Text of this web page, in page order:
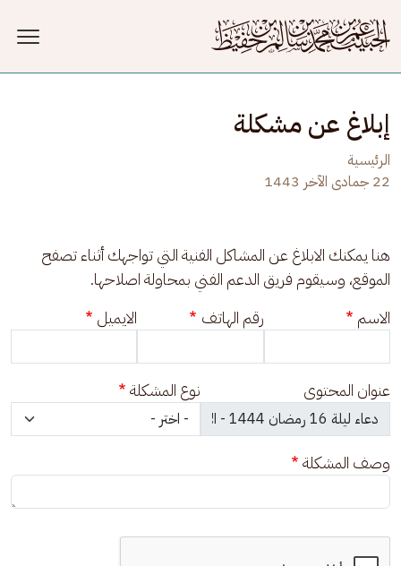
إبلاغ عن مشكلة
الرئيسية
22 جمادى الآخر 1443
هنا يمكنك الابلاغ عن المشاكل الفنية التي تواجهك أثناء تصفح
الموقع، وسيقوم فريق الدعم الفني بمحاولة اصلاحها.
الاسم
رقم الهاتف الايميل
عنوان المحتوى نوع المشكلة
وصف المشكلة